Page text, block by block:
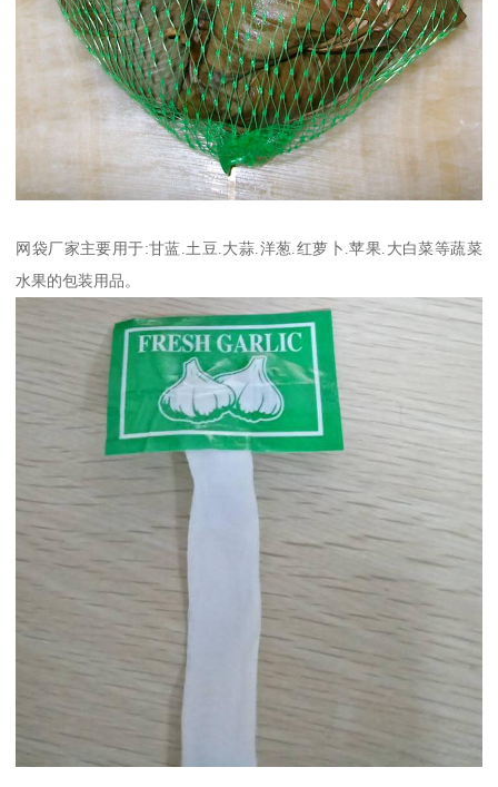
网袋厂家主要用于:甘蓝.土豆.大蒜.洋葱.红萝卜.苹果.大白菜等蔬菜
水果的包装用品。